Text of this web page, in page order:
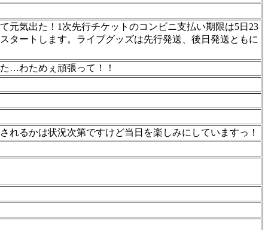
元気出た！1次先行チケットのコンビニ支払い期限は5日23
タートします。ライブグッズは先行発送、後日発送ともに
…わためぇ頑張って！！
るかは状況次第ですけど当日を楽しみにしていますっ！